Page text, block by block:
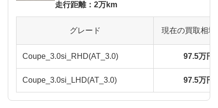
走行距離：2万km
グレード 現在の買取相
Coupe_3.0si_RHD(AT_3.0) 97.5万円
Coupe_3.0si_LHD(AT_3.0) 97.5万円